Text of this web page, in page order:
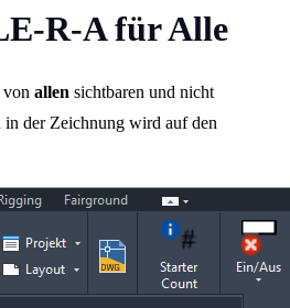
R-A für Alle
allen sichtbaren und nicht
in der Zeichnung wird auf den